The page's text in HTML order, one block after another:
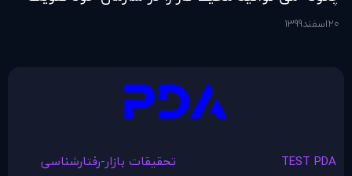
کنید؟
20اسفند1399
TEST PDA
تحقیقات بازار-رفتارشناسی